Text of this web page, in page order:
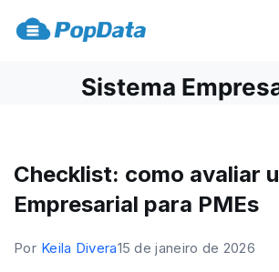
para
Software
Sistema
Checklist: como avaliar
Empresarial para PMEs
Por Keila Divera15 de janeiro de 2026